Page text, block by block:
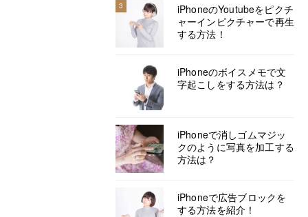
3
iPhoneのYoutubeをピクチ
ャーインピクチャーで再生
する方法！
iPhoneのボイスメモで文
字起こしをする方法は？
iPhoneで消しゴムマジッ
クのように写真を加工する
方法は？
iPhoneで広告ブロックを
する方法を紹介！